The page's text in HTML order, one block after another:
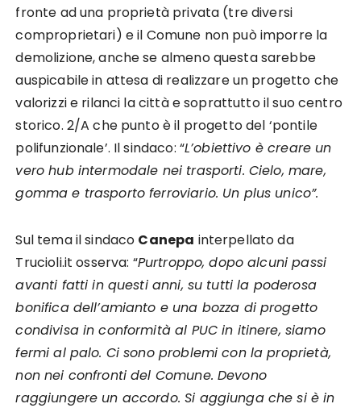
fronte ad una proprietà privata (tre diversi
comproprietari) e il Comune non può imporre la
demolizione, anche se almeno questa sarebbe
auspicabile in attesa di realizzare un progetto che
valorizzi e rilanci la città e soprattutto il suo centro
storico. 2/A che punto è il progetto del ‘pontile
polifunzionale’. Il sindaco: “L’obiettivo è creare un
vero hub intermodale nei trasporti. Cielo, mare,
gomma e trasporto ferroviario. Un plus unico”.
Sul tema il sindaco Canepa interpellato da
Trucioli.it osserva: “Purtroppo, dopo alcuni passi
avanti fatti in questi anni, su tutti la poderosa
bonifica dell’amianto e una bozza di progetto
condivisa in conformità al PUC in itinere, siamo
fermi al palo. Ci sono problemi con la proprietà,
non nei confronti del Comune. Devono
raggiungere un accordo. Si aggiunga che si è in